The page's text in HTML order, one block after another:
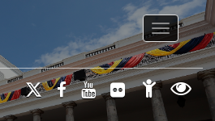
Toggle